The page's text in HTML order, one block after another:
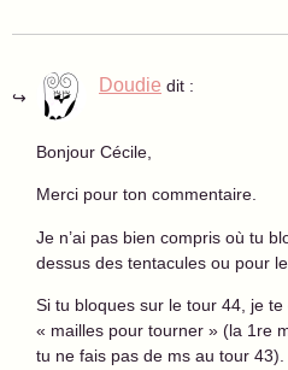
Doudie dit :
Bonjour Cécile,
Merci pour ton commentaire.
Je n’ai pas bien compris où tu
dessus des tentacules ou pour
Si tu bloques sur le tour 44, je
« mailles pour tourner » (la 1re
tu ne fais pas de ms au tour